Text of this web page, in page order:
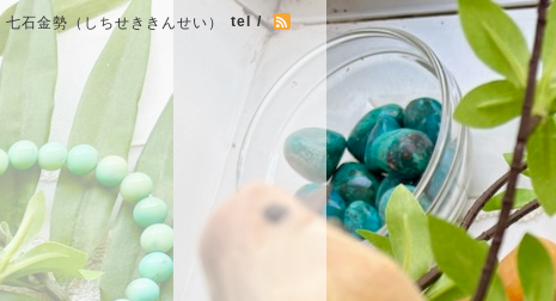
七石金勢（しちせききんせい） tel /